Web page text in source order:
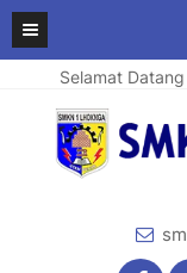
Selamat Datang